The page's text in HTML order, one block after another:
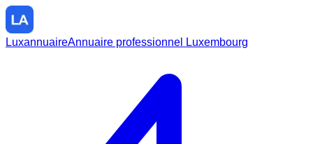
LuxannuaireAnnuaire professionnel Luxembourg